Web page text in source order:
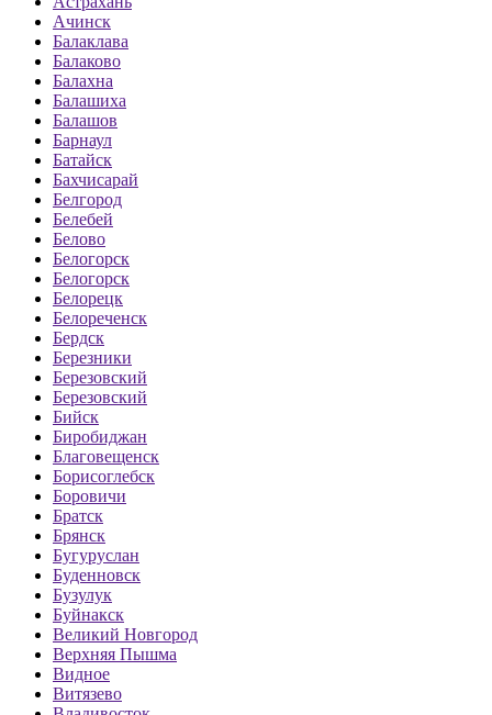
Ачинск
Балаклава
Балаково
Балахна
Балашиха
Балашов
Барнаул
Батайск
Бахчисарай
Белгород
Белебей
Белово
Белогорск
Белогорск
Белорецк
Белореченск
Бердск
Березники
Березовский
Березовский
Бийск
Биробиджан
Благовещенск
Борисоглебск
Боровичи
Братск
Брянск
Бугуруслан
Буденновск
Бузулук
Буйнакск
Великий Новгород
Верхняя Пышма
Видное
Витязево